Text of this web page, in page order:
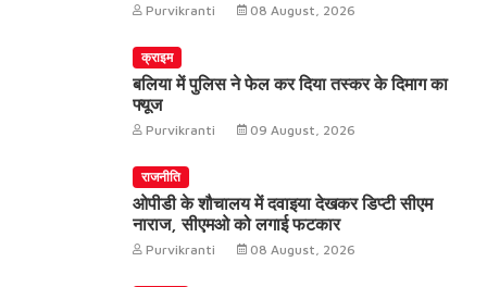
Purvikranti 08 August, 2026
क्राइम
बलिया में पुलिस ने फेल कर दिया तस्कर के दिमाग का
फ्यूज
Purvikranti 09 August, 2026
राजनीति
ओपीडी के शौचालय में दवाइया देखकर डिप्टी सीएम
नाराज, सीएमओ को लगाई फटकार
Purvikranti 08 August, 2026